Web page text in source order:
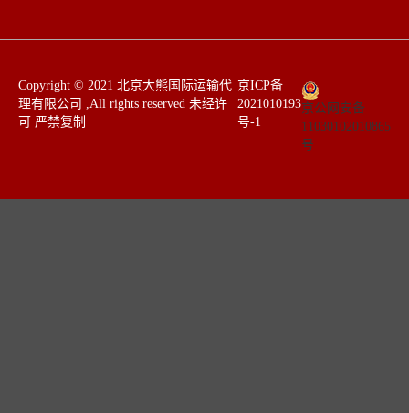
​Copyright © 2021 北京大熊国际运输代
理有限公司 ,All rights reserved 未经许
可 严禁复制 ​​
京ICP备
2021010193
号-1
京公网安备
11030102010865
号